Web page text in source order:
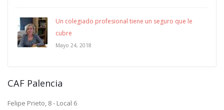
Un colegiado profesional tiene un seguro que le
cubre
Mayo 24, 2018
CAF Palencia
Felipe Prieto, 8 - Local 6